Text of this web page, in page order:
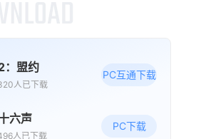
梦战：剑之海
：盟约
人已下载
PC互通下载
六声
人已下载
PC下载